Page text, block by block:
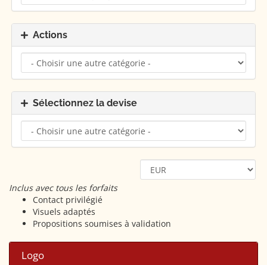
Actions
Sélectionnez la devise
Inclus avec tous les forfaits
Contact privilégié
Visuels adaptés
Propositions soumises à validation
Logo